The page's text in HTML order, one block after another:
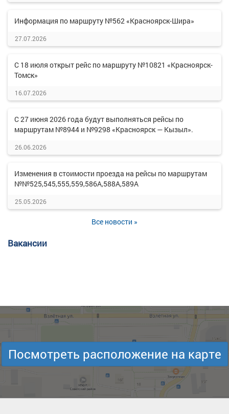
Информация по маршруту №562 «Красноярск-Шира»
27.07.2026
С 18 июля открыт рейс по маршруту №10821 «Красноярск-
Томск»
16.07.2026
С 27 июня 2026 года будут выполняться рейсы по
маршрутам №8944 и №9298 «Красноярск — Кызыл».
26.06.2026
Изменения в стоимости проезда на рейсы по маршрутам
№№525,545,555,559,586А,588А,589А
25.05.2026
Все новости »
Вакансии
Посмотреть расположение на карте